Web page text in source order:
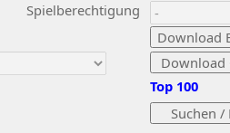
Spielberechtigung
Top 100